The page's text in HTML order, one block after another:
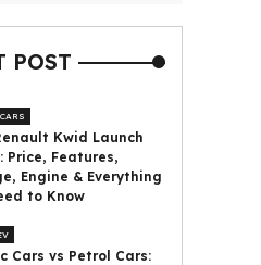
POST
CARS
Kwid Launch
Price, Features,
Engine & Everything
to Know
Cars vs Petrol Cars: